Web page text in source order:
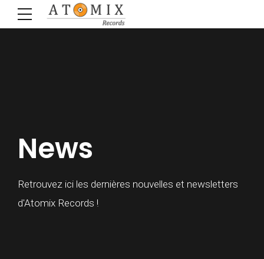
News
Retrouvez ici les dernières nouvelles et newsletters
d'Atomix Records !